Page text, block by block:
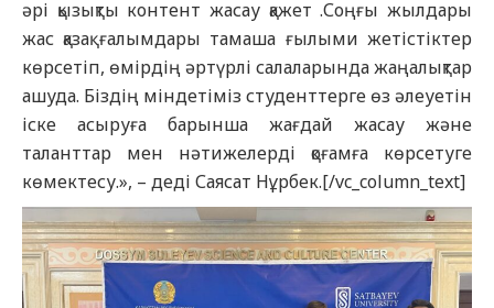
әрі қызықты контент жасау қажет .Соңғы жылдары
жас қазақ ғалымдары тамаша ғылыми жетістіктер
көрсетіп, өмірдің әртүрлі салаларында жаңалықтар
ашуда. Біздің міндетіміз студенттерге өз әлеуетін
іске асыруға барынша жағдай жасау және
таланттар мен нәтижелерді қоғамға көрсетуге
көмектесу.», – деді Саясат Нұрбек.[/vc_column_text]